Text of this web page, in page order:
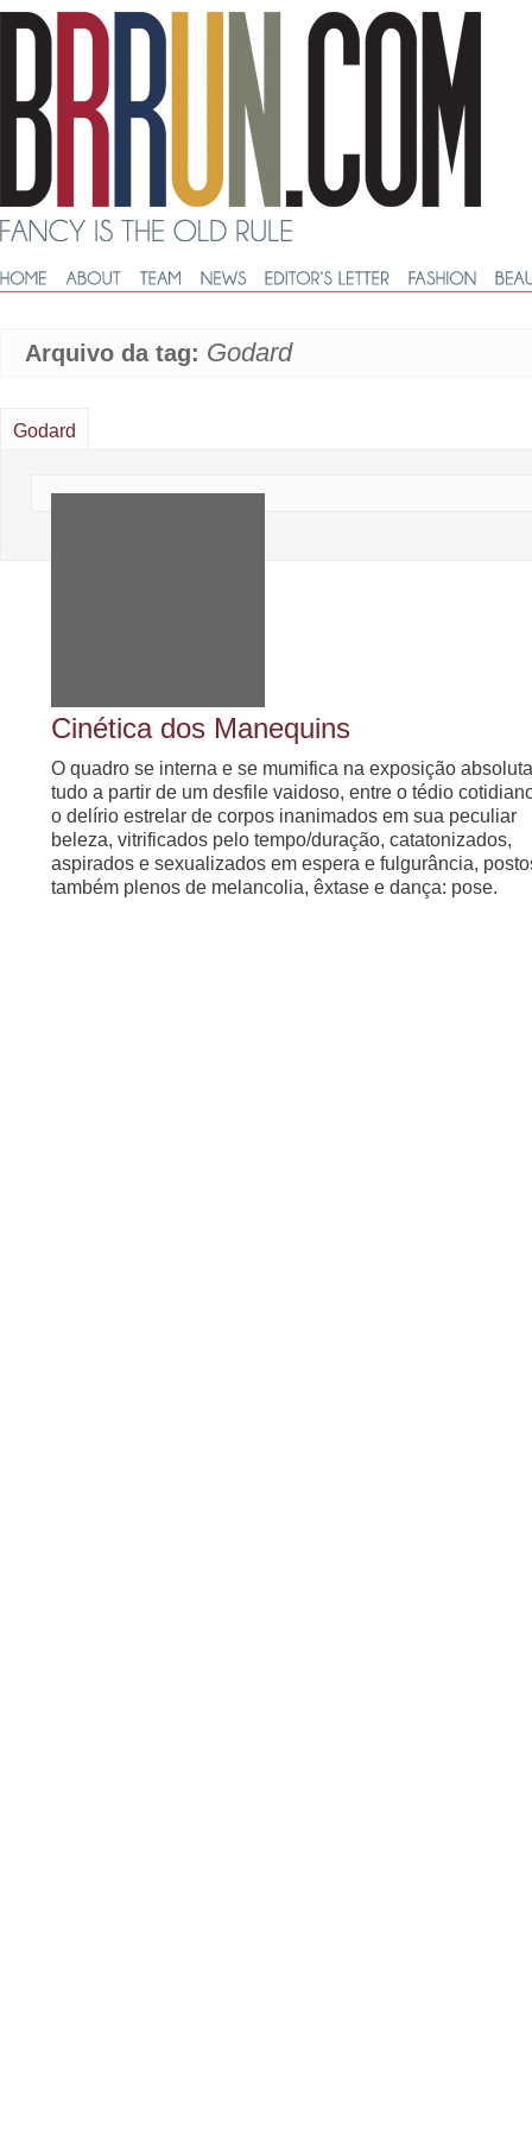
Arquivo da tag: Godard
Godard
Cinética dos Manequins
O quadro se interna e se mumifica na exposição
tudo a partir de um desfile vaidoso, entre o tédio
o delírio estrelar de corpos inanimados em sua peculiar
beleza, vitrificados pelo tempo/duração, catatonizados,
aspirados e sexualizados em espera e fulgurância,
também plenos de melancolia, êxtase e dança: pose.